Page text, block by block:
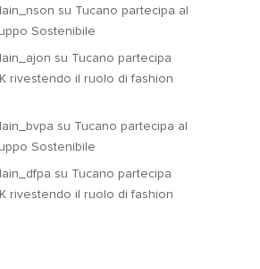
su Tucano partecipa al
Sostenibile
su Tucano partecipa
rivestendo il ruolo di fashion
su Tucano partecipa al
Sostenibile
su Tucano partecipa
rivestendo il ruolo di fashion